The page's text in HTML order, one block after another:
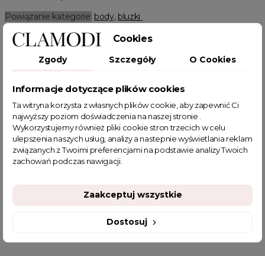
Powiązanie kategorie: body, bluzki
Powiązane kategorie:
Odzież damska
Zobacz wszystkie produkty Clamodi
POWIĄZANE TAGI
elegancka bluzka do spódnicy
body damskie
seksowne body
Cookies
Zgody Szczegóły O Cookies
Informacje dotyczące plików cookies
Ta witryna korzysta z własnych plików cookie, aby zapewnić Ci
najwyższy poziom doświadczenia na naszej stronie .
Wykorzystujemy również pliki cookie stron trzecich w celu
ulepszenia naszych usług, analizy a nastepnie wyświetlania reklam
związanych z Twoimi preferencjami na podstawie analizy Twoich
zachowań podczas nawigacji.
Dostosuj
Zaakceptuj wszystkie